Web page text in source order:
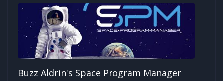
Buzz Aldrin's Space Program Manager